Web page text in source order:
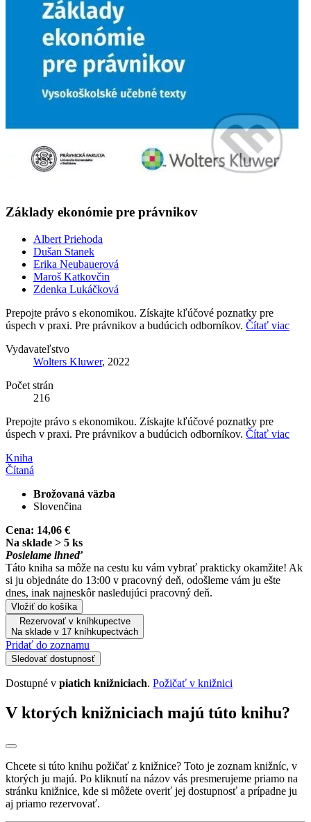
Základy ekonómie pre právnikov
Albert Priehoda
Dušan Stanek
Erika Neubauerová
Maroš Katkovčin
Zdenka Lukáčková
Prepojte právo s ekonomikou. Získajte kľúčové poznatky pre
úspech v praxi. Pre právnikov a budúcich odborníkov. Čítať viac
Vydavateľstvo
Wolters Kluwer, 2022
Počet strán
216
Prepojte právo s ekonomikou. Získajte kľúčové poznatky pre
úspech v praxi. Pre právnikov a budúcich odborníkov. Čítať viac
Kniha
Čítaná
Brožovaná väzba
Slovenčina
Cena: 14,06 €
Na sklade > 5 ks
Posielame ihneď
Táto kniha sa môže na cestu ku vám vybrať prakticky okamžite! Ak
si ju objednáte do 13:00 v pracovný deň, odošleme vám ju ešte
dnes, inak najneskôr nasledujúci pracovný deň.
Vložiť do košíka
Rezervovať v kníhkupectve
Na sklade v 17 kníhkupectvách
Pridať do zoznamu
Sledovať dostupnosť
Dostupné v piatich knižniciach. Požičať v knižnici
V ktorých knižniciach majú túto knihu?
Chcete si túto knihu požičať z knižnice? Toto je zoznam knižníc, v
ktorých ju majú. Po kliknutí na názov vás presmerujeme priamo na
stránku knižnice, kde si môžete overiť jej dostupnosť a prípadne ju
aj priamo rezervovať.